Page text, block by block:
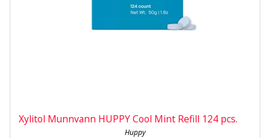
Xylitol Munnvann HUPPY Cool Mint Refill 124 pcs.
Huppy